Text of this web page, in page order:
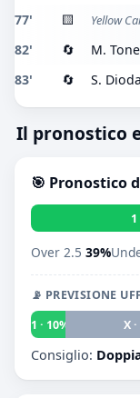
77' 🟨 Yellow
82' 🔄 M.
83' 🔄 S.
Il pronostico
🎯 Pronostico
1
Over 2.5 39%
📡 PREVISIONE
1 · 10%
X
Consiglio: